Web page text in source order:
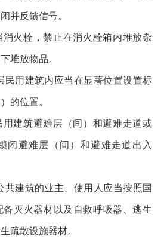
并反馈信号。
消火栓，禁止在消火栓箱内堆放杂
堆放物品。
民用建筑内应当在显著位置设置标
的位置。
用建筑避难层（间）和避难走道或
闭避难层（间）和避难走道出入
共建筑的业主、使用人应当按照国
灭火器材以及自救呼吸器、逃生
疏散设施器材。